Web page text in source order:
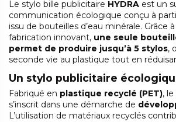
Le stylo bille publicitaire HYDRA est un
communication écologique conçu à
issu de bouteilles d’eau minérale. Grâce
fabrication innovant, une seule
permet de produire jusqu’à 5 stylos,
seconde vie au plastique tout en
Un stylo publicitaire
Fabriqué en plastique recyclé (PET),
s’inscrit dans une démarche de
L’utilisation de matériaux recyclés